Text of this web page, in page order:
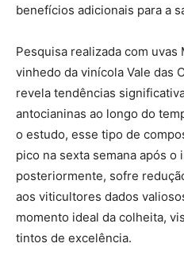
benefícios adicionais para a
Pesquisa realizada com uvas
vinhedo da vinícola Vale das
revela tendências
antocianinas ao longo do
o estudo, esse tipo de
pico na sexta semana após o
posteriormente, sofre
aos viticultores dados
momento ideal da colheita,
tintos de excelência.